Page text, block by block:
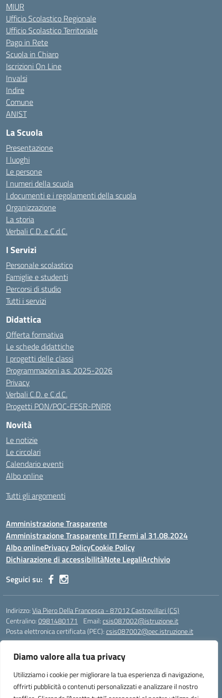
Diamo valore alla tua privacy
Utilizziamo i cookie per migliorare la tua esperienza di navigazione,
offrirti pubblicità o contenuti personalizzati e analizzare il nostro
MIUR
Ufficio Scolastico Regionale
Ufficio Scolastico Territoriale
Pago in Rete
Scuola in Chiaro
Iscrizioni On Line
Invalsi
Indire
Comune
ANIST
La Scuola
Presentazione
I luoghi
Le persone
I numeri della scuola
I documenti e i regolamenti della scuola
Organizzazione
La storia
Verbali C.D. e C.d.C.
I Servizi
Personale scolastico
Famiglie e studenti
Percorsi di studio
Tutti i servizi
Didattica
Offerta formativa
Le schede didattiche
I progetti delle classi
Programmazioni a.s. 2025-2026
Privacy
Verbali C.D. e C.d.C.
Progetti PON/POC-FESR-PNRR
Novità
Le notizie
Le circolari
Calendario eventi
Albo online
Tutti gli argomenti
Amministrazione Trasparente
Amministrazione Trasparente ITI Fermi al 31.08.2024
Albo onlinePrivacy PolicyCookie Policy
Dichiarazione di accessibilitàNote LegaliArchivio
Seguici su:
Indirizzo:Via Piero Della Francesca - 87012 Castrovillari (CS)
Centralino:0981480171 Email:csis087002@istruzione.it
Posta elettronica certificata (PEC):csis087002@pec.istruzione.it
Codice meccanografico:CSIS087002
Codice Indice delle Pubbliche Amministrazioni (IPA): PNG4CA8K
Codice unico di fatturazione (CUF): R8N7JA